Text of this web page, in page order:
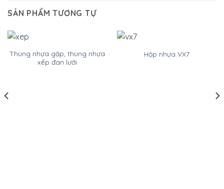
SẢN PHẨM TƯƠNG TỰ
Thùng nhựa gập, thùng nhựa
xếp đan lưới
Hộp nhựa VX7